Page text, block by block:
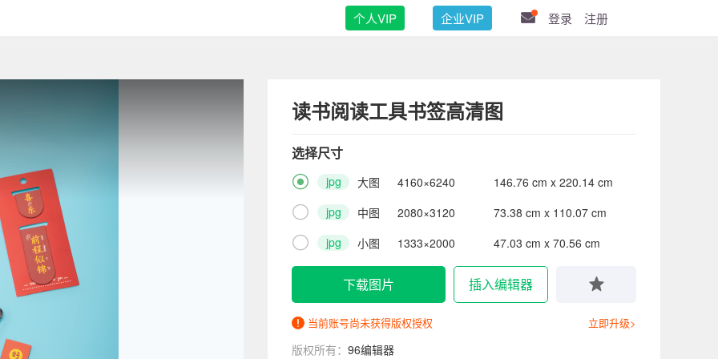
个人VIP 企业VIP 登录 注册
读书阅读工具书签高清图
选择尺寸
 jpg 大图 4160×6240 146.76 cm x 220.14 cm
 jpg 中图 2080×3120 73.38 cm x 110.07 cm
 jpg 小图 1333×2000 47.03 cm x 70.56 cm
下载图片 插入编辑器
当前账号尚未获得版权授权 立即升级>
版权所有： 96编辑器